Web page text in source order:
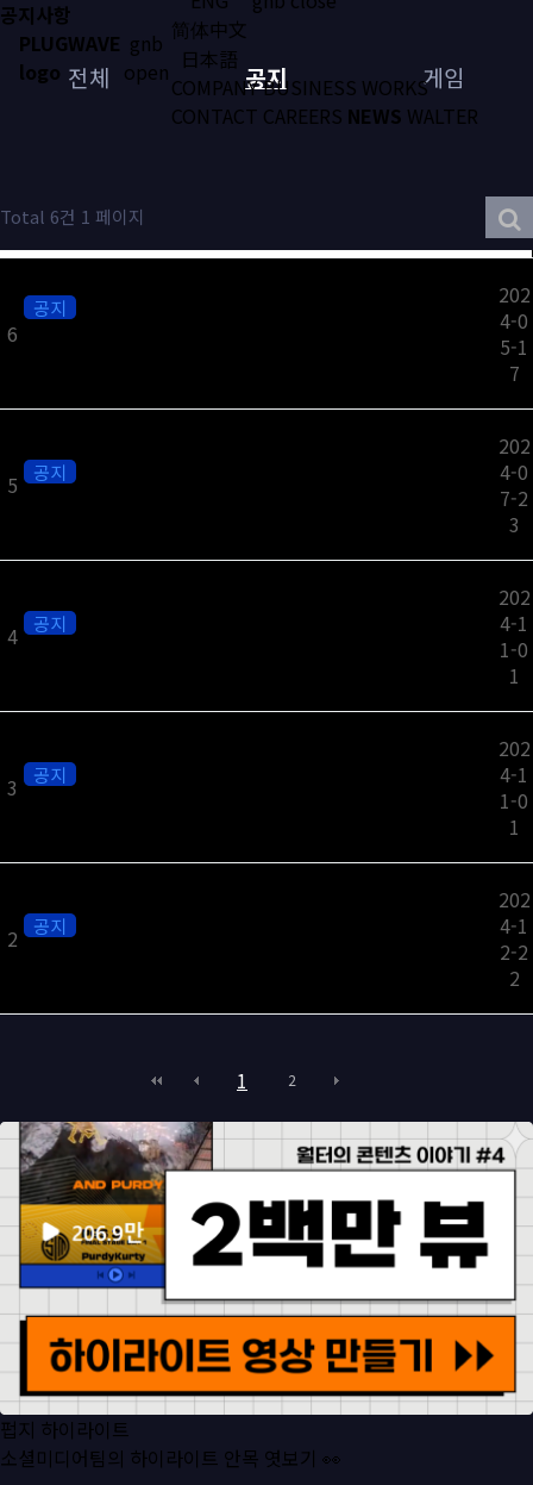
PLUGWAVE
logo
gnb
open
简体中文
日本語
COMPANYBUSINESS WORKS
CONTACT CAREERS NEWS WALTER
공지사항
전체 공지 게임
Total 6건 1 페이지
6
공지
202
4-0
5-1
7
5 공지
202
4-0
7-2
3
4 공지
202
4-1
1-0
1
3 공지
202
4-1
1-0
1
2 공지
202
4-1
2-2
2
1 2
펍지 하이라이트
소셜미디어팀의 하이라이트 안목 엿보기 👀